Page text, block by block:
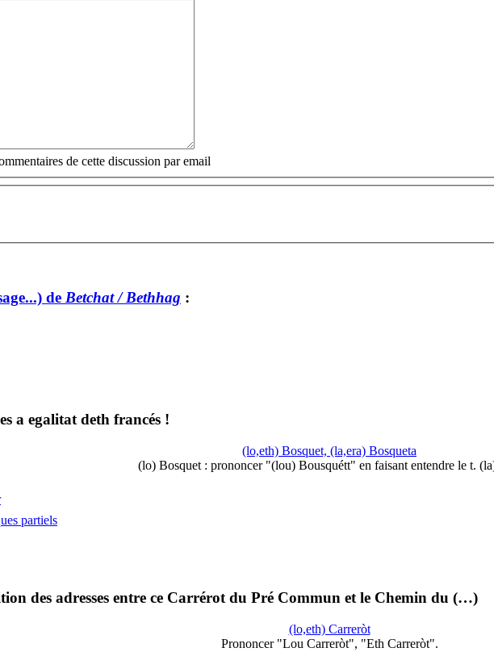
de cette discussion par email
de Betchat / Bethhag :
a egalitat deth francés !
(lo,eth) Bosquet, (la,era) Bosqueta
(lo) Bosquet : prononcer "(lou) Bousquétt" en faisant entendre le t.
partiels
des adresses entre ce Carrérot du Pré Commun et le Chemin du (…)
(lo,eth) Carreròt
Prononcer "Lou Carreròt", "Eth Carreròt".